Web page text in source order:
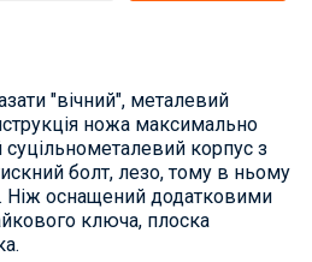
"вічний", металевий
ножа максимально
суцільнометалевий корпус з
болт, лезо, тому в ньому
Ніж оснащений додатковими
ключа, плоска